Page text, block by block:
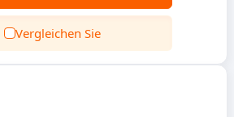
Vergleichen Sie